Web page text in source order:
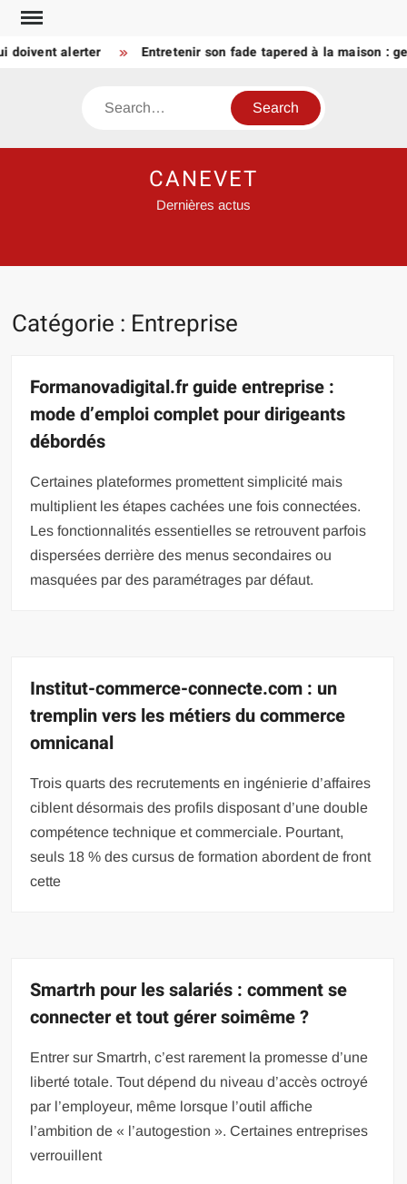
Skip
contentalerter Entretenir son fade tapered à la maison :
Search
CANEVET
Dernières actus
Catégorie : Entreprise
Formanovadigital.fr guide entreprise :
mode d’emploi complet pour dirigeants
débordés
Certaines plateformes promettent simplicité mais
multiplient les étapes cachées une fois connectées.
Les fonctionnalités essentielles se retrouvent parfois
dispersées derrière des menus secondaires ou
masquées par des paramétrages par défaut.
Institut-commerce-connecte.com : un
tremplin vers les métiers du commerce
omnicanal
Trois quarts des recrutements en ingénierie d’affaires
ciblent désormais des profils disposant d’une double
compétence technique et commerciale. Pourtant,
seuls 18 % des cursus de formation abordent de front
cette
Smartrh pour les salariés : comment se
connecter et tout gérer soimême ?
Entrer sur Smartrh, c’est rarement la promesse d’une
liberté totale. Tout dépend du niveau d’accès octroyé
par l’employeur, même lorsque l’outil affiche
l’ambition de « l’autogestion ». Certaines entreprises
verrouillent